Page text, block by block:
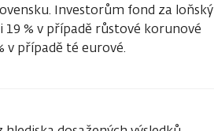
Investorům fond za loňský
19 % v případě růstové korunové
v případě té eurové.